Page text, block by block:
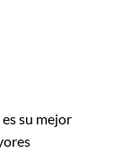
su mejor